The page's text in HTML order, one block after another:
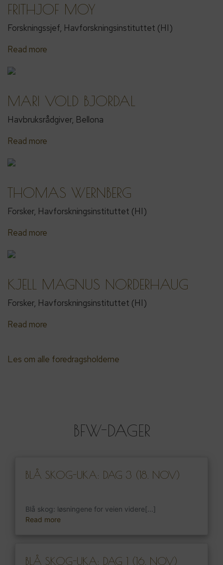
FRITHJOF MOY
Forskningssjef, Havforskningsinstituttet (HI)
Read more
MARI VOLD BJORDAL
Havbruksrådgiver, Bellona
Read more
THOMAS WERNBERG
Forsker, Havforskningsinstituttet (HI)
Read more
KJELL MAGNUS NORDERHAUG
Forsker, Havforskningsinstituttet (HI)
Read more
Les om alle foredragsholderne
BFW-DAGER
BLÅ SKOG-UKA: DAG 3 (18. NOV)
Blå skog: løsningene for veien videre[...]
Read more
BLÅ SKOG-UKA: DAG 1 (16. NOV)